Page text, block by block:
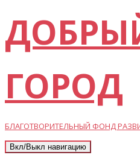
ГОРОД
БЛАГОТВОРИТЕЛЬНЫЙ ФОНД
Вкл/Выкл навигацию